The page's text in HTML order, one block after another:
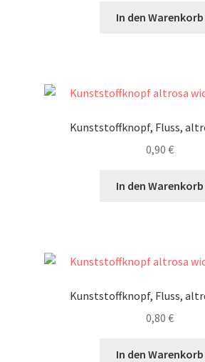
In den Warenkorb
Kunststoffknopf, Fluss,
0,90 €
In den Warenkorb
Kunststoffknopf, Fluss,
0,80 €
In den Warenkorb